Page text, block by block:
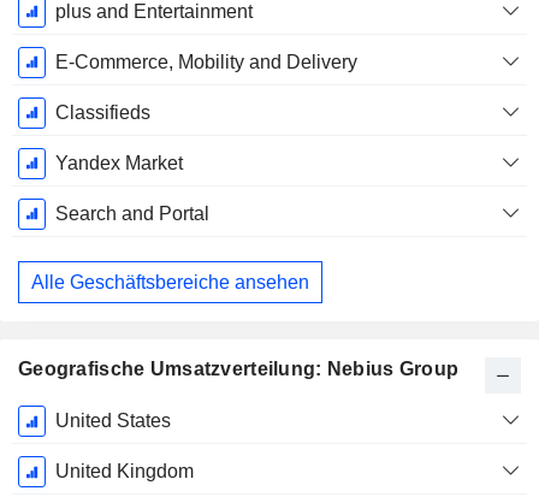
plus and Entertainment
E-Commerce, Mobility and Delivery
Classifieds
Yandex Market
Search and Portal
Alle Geschäftsbereiche ansehen
Geografische Umsatzverteilung: Nebius Group
Ende d.
Geschäftsjahres:
Dezember
United States
United Kingdom